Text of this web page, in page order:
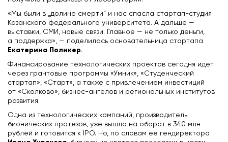
«Мы были в „долине смерти“ и нас спасла стартап-студия
Казанского федерального университета. А дальше —
выставки, СМИ, новые связи. Главное — не только деньги,
а поддержка», — поделилась основательница стартапа
Екатерина Поликер.
Финансирование технологических проектов сегодня идет
через грантовые программы «Умник», «Студенческий
стартап», «Старт», а также с привлечением инвестиций
от «Сколково», бизнес-ангелов и региональных институтов
развития.
Одна из технологических компаний, производитель
бионических протезов, уже вышла на оборот в 340 млн
рублей и готовится к IPO. Но, по словам ее гендиректора